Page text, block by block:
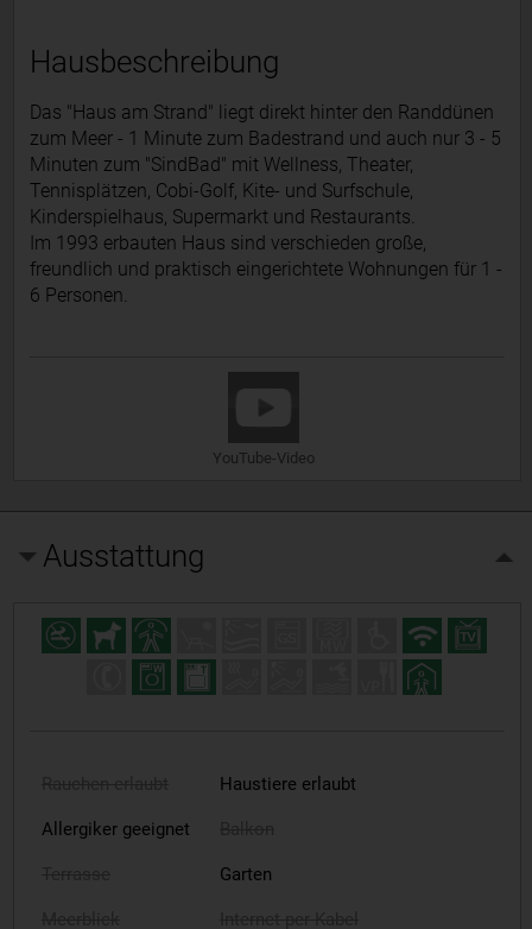
Hausbeschreibung
Das "Haus am Strand" liegt direkt hinter den Randdünen
zum Meer - 1 Minute zum Badestrand und auch nur 3 - 5
Minuten zum "SindBad" mit Wellness, Theater,
Tennisplätzen, Cobi-Golf, Kite- und Surfschule,
Kinderspielhaus, Supermarkt und Restaurants.
Im 1993 erbauten Haus sind verschieden große,
freundlich und praktisch eingerichtete Wohnungen für 1 -
6 Personen.
YouTube-Video
Ausstattung
Haustiere erlaubt
Allergiker geeignet
Garten